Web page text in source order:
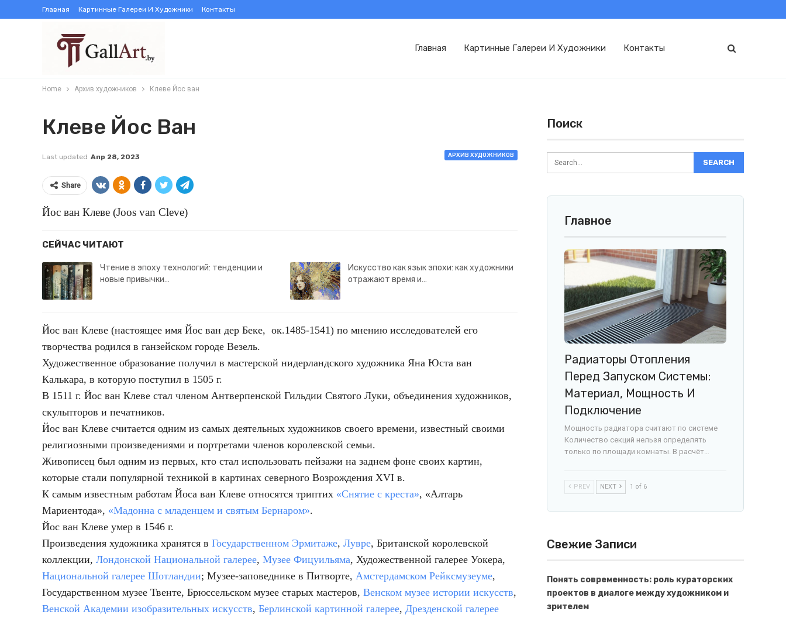
Главная Картинные Галереи И Художники Контакты
Главная Картинные Галереи И Художники Контакты
Home Архив художников Клеве Йос ван
Клеве Йос Ван
АРХИВ ХУДОЖНИКОВ
Last updated Апр 28, 2023
Share
Йос ван Клеве (Joos van Cleve)
СЕЙЧАС ЧИТАЮТ
Чтение в эпоху технологий: тенденции и
новые привычки…
Искусство как язык эпохи: как художники
отражают время и…
Йос ван Клеве (настоящее имя Йос ван дер Беке, ок.1485-1541) по мнению исследователей его
творчества родился в ганзейском городе Везель.
Художественное образование получил в мастерской нидерландского художника Яна Юста ван
Калькара, в которую поступил в 1505 г.
В 1511 г. Йос ван Клеве стал членом Антверпенской Гильдии Святого Луки, объединения художников,
скульпторов и печатников.
Йос ван Клеве считается одним из самых деятельных художников своего времени, известный своими
религиозными произведениями и портретами членов королевской семьи.
Живописец был одним из первых, кто стал использовать пейзажи на заднем фоне своих картин,
которые стали популярной техникой в картинах северного Возрождения XVI в.
К самым известным работам Йоса ван Клеве относятся триптих «Снятие с креста», «Алтарь
Мариентода», «Мадонна с младенцем и святым Бернаром».
Йос ван Клеве умер в 1546 г.
Произведения художника хранятся в Государственном Эрмитаже, Лувре, Британской королевской
коллекции, Лондонской Национальной галерее, Музее Фицуильяма, Художественной галерее Уокера,
Национальной галерее Шотландии; Музее-заповеднике в Питворте, Амстердамском Рейксмузеуме,
Государственном музее Твенте, Брюссельском музее старых мастеров, Венском музее истории искусств,
Венской Академии изобразительных искусств, Берлинской картинной галерее, Дрезденской галерее
Поиск
Главное
Радиаторы Отопления
Перед Запуском Системы:
Материал, Мощность И
Подключение
Мощность радиатора считают по системе
Количество секций нельзя определять
только по площади комнаты. В расчёт…
PREV NEXT 1 of 6
Свежие Записи
Понять современность: роль кураторских
проектов в диалоге между художником и
зрителем